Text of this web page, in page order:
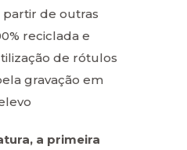
de outras
reciclada e
de rótulos
gravação em
a primeira